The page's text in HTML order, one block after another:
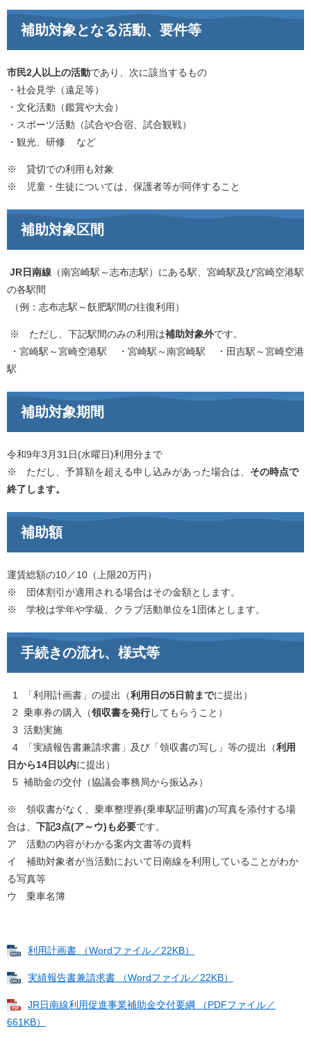
補助対象となる活動、要件等
市民2人以上の活動であり、次に該当するもの
・社会見学（遠足等）
・文化活動（鑑賞や大会）
・スポーツ活動（試合や合宿、試合観戦）
・観光、研修 など
※ 貸切での利用も対象
※ 児童・生徒については、保護者等が同伴すること
補助対象区間​
JR日南線 （南宮崎駅～志布志駅）にある駅、宮崎駅及び宮崎空港駅
の各駅間
（例：志布志駅～飫肥駅間の往復利用）
※ ただし、下記駅間のみの利用は補助対象外です。
・宮崎駅～宮崎空港駅 ・宮崎駅～南宮崎駅 ・田吉駅～宮崎空港
駅
補助対象期間
令和9年3月31日(水曜日)利用分まで
※ ただし、予算額を超える申し込みがあった場合は、 その時点で
終了します。
補助額
運賃総額の10／10（上限20万円）
※ 団体割引が適用される場合はその金額とします。
※ 学校は学年や学級、クラブ活動単位を1団体とします。
手続きの流れ、様式等
1 「利用計画書」の提出（利用日の5日前までに提出）
2 乗車券の購入（領収書を発行してもらうこと）
3 活動実施
4 「実績報告書兼請求書」及び「領収書の写し」等の提出（利用
日から14日以内に提出）
5 補助金の交付（協議会事務局から振込み）
※ 領収書がなく、乗車整理券(乗車駅証明書)の写真を添付する場
合は、 下記3点(ア～ウ)も必要です。
ア 活動の内容がわかる案内文書等の資料
イ 補助対象者が当活動において日南線を利用していることがわか
る写真等
ウ 乗車名簿
利用計画書 （Wordファイル／22KB）
実績報告書兼請求書 （Wordファイル／22KB）
JR日南線利用促進事業補助金交付要綱 （PDFファイル／
661KB）